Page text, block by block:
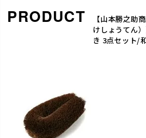
【山本勝之助
けしょうてん
き 3点セット/